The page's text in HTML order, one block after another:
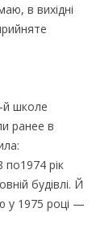
в вихідні
й школе
ранее в
рік
будівлі. Й
у 1975 році —